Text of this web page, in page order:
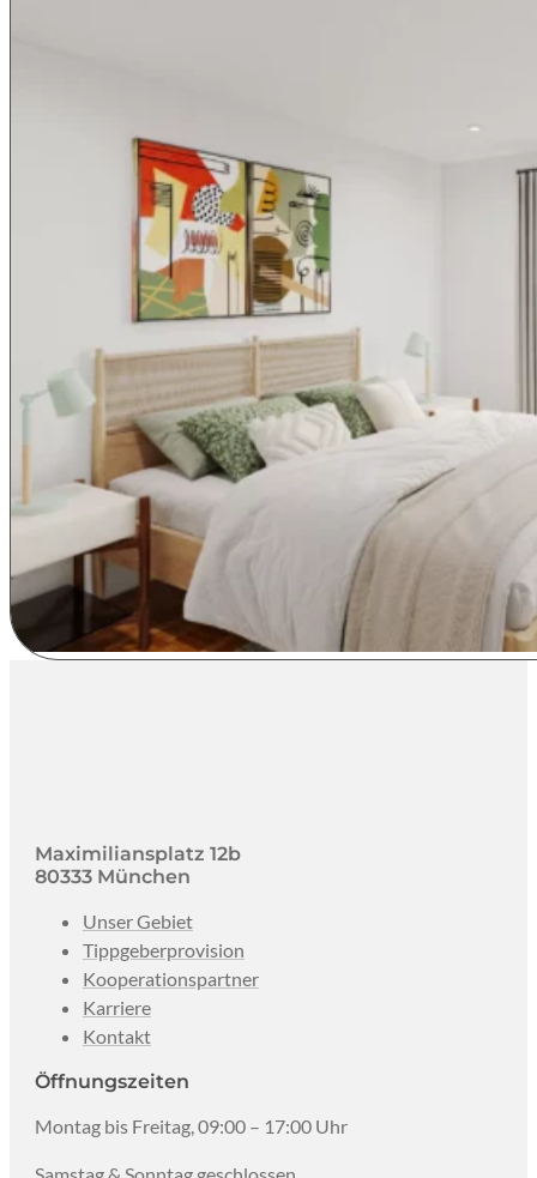
Maximiliansplatz 12b
80333 München
Unser Gebiet
Tippgeberprovision
Kooperationspartner
Karriere
Kontakt
Öffnungszeiten
Montag bis Freitag, 09:00 – 17:00 Uhr